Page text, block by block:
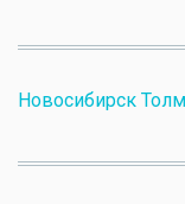
Новосибирск